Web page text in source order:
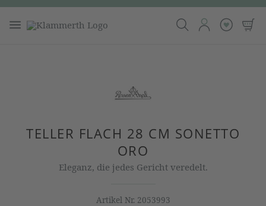
TELLER FLACH 28 CM SONETTO
ORO
Eleganz, die jedes Gericht veredelt.
Artikel Nr. 2053993